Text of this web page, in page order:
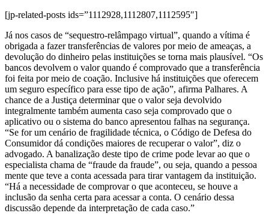
[jp-related-posts ids=”1112928,1112807,1112595″]
Já nos casos de “sequestro-relâmpago virtual”, quando a vítima é
obrigada a fazer transferências de valores por meio de ameaças, a
devolução do dinheiro pelas instituições se torna mais plausível. “Os
bancos devolvem o valor quando é comprovado que a transferência
foi feita por meio de coação. Inclusive há instituições que oferecem
um seguro específico para esse tipo de ação”, afirma Palhares. A
chance de a Justiça determinar que o valor seja devolvido
integralmente também aumenta caso seja comprovado que o
aplicativo ou o sistema do banco apresentou falhas na segurança.
“Se for um cenário de fragilidade técnica, o Código de Defesa do
Consumidor dá condições maiores de recuperar o valor”, diz o
advogado. A banalização deste tipo de crime pode levar ao que o
especialista chama de “fraude da fraude”, ou seja, quando a pessoa
mente que teve a conta acessada para tirar vantagem da instituição.
“Há a necessidade de comprovar o que aconteceu, se houve a
inclusão da senha certa para acessar a conta. O cenário dessa
discussão depende da interpretação de cada caso.”